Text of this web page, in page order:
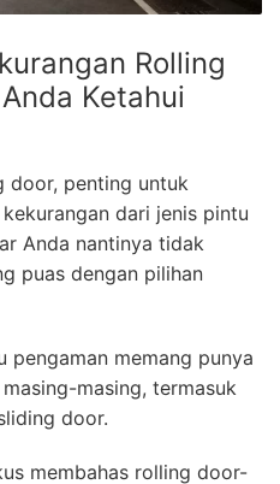
Rolling
Ketahui
door, penting untuk
dari jenis pintu
Anda nantinya tidak
puas dengan pilihan
pengaman memang punya
masing, termasuk
door.
membahas rolling door-